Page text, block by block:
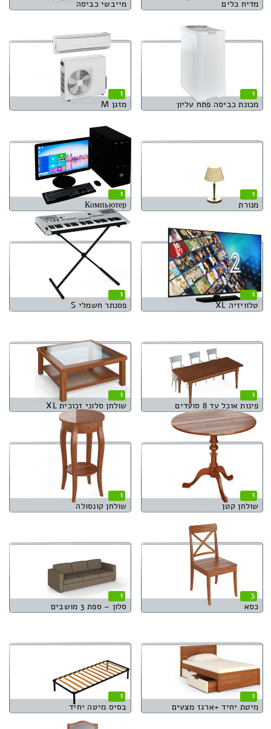
מדיח כלים מייבשי כביסה
1
מכונת כביסה פתח עליון
1
מזגן M
1
מנורת
1
Компьютер
1
טלוויזיה XL
1
פסנתר חשמלי S
1
פינות אוכל עד 8 סועדים
1
שולחן סלוני זכוכית XL
1
שולחן קטן
1
שולחן קונסולה
3
כסא
1
סלון – ספת 3 מושבים
1
מיטת יחיד +ארגז מצעים
1
בסיס מיטה יחיד